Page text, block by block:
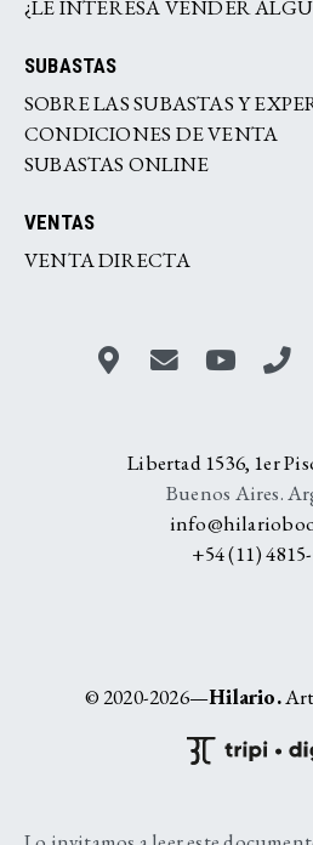
¿LE INTERESA VENDER
SUBASTAS
SOBRE LAS SUBASTAS Y
CONDICIONES DE VENTA
SUBASTAS ONLINE
VENTAS
VENTA DIRECTA
Libertad 1536, 1er
Buenos Aires.
+54 (11)
© 2020-2026—Hilario.